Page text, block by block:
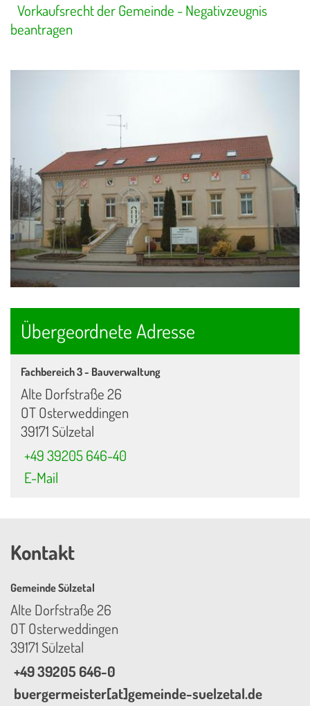
Vorkaufsrecht der Gemeinde - Negativzeugnis
beantragen
Übergeordnete Adresse
Fachbereich 3 - Bauverwaltung
Alte Dorfstraße 26
OT Osterweddingen
39171 Sülzetal
+49 39205 646-40
E-Mail
Kontakt
Gemeinde Sülzetal
Alte Dorfstraße 26
OT Osterweddingen
39171 Sülzetal
+49 39205 646-0
buergermeister[at]gemeinde-suelzetal.de